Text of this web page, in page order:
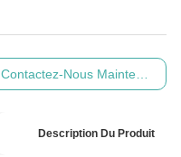
Contactez-Nous Maintenant
Description Du Produit